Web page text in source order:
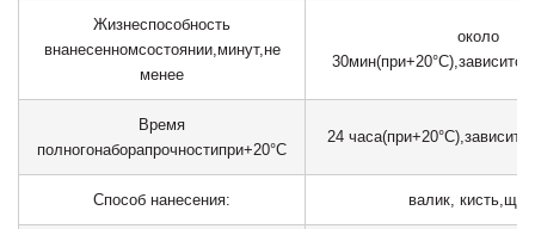
Жизнеспособность
внанесенномсостоянии,минут,не
менее
около
30мин(при+20°С),зависитот
Время
полногонаборапрочностипри+20°С
24 часа(при+20°С),зависит
Способ нанесения: валик, кисть,